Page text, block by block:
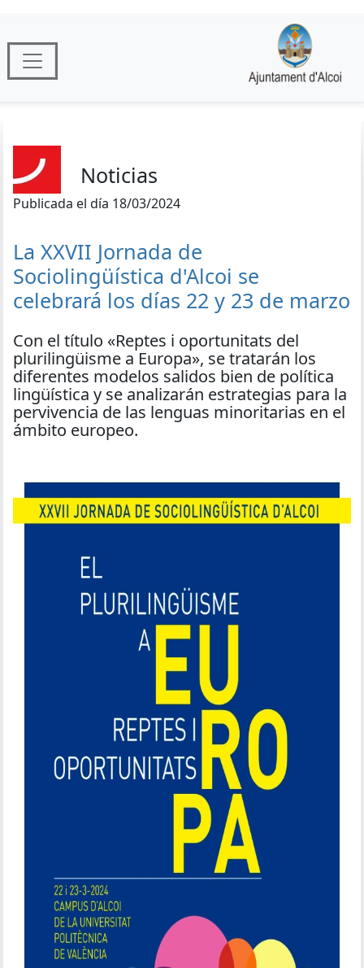
Noticias
Publicada el día 18/03/2024
La XXVII Jornada de
Sociolingüística d'Alcoi se
celebrará los días 22 y 23 de marzo
Con el título «Reptes i oportunitats del
plurilingüisme a Europa», se tratarán los
diferentes modelos salidos bien de política
lingüística y se analizarán estrategias para la
pervivencia de las lenguas minoritarias en el
ámbito europeo.